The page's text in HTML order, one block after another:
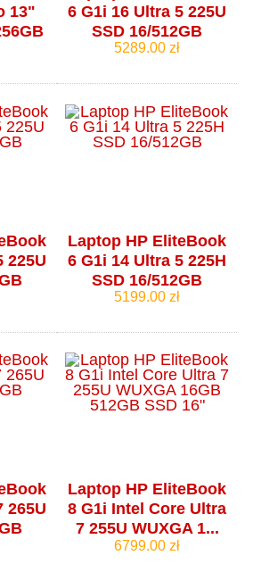
13"
6 G1i 16 Ultra 5 225U
SSD 16/512GB
5289.00 zł
225U
Laptop HP EliteBook
6 G1i 14 Ultra 5 225H
SSD 16/512GB
5199.00 zł
265U
Laptop HP EliteBook
8 G1i Intel Core Ultra
7 255U WUXGA 1...
6799.00 zł